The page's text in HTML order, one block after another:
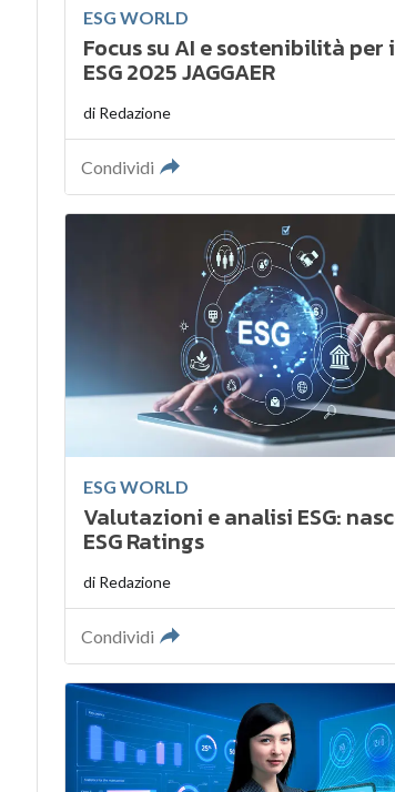
ESG WORLD
Focus su AI e sostenibilità
ESG 2025 JAGGAER
di Redazione
Condividi
ESG WORLD
Valutazioni e analisi ESG:
ESG Ratings
di Redazione
Condividi